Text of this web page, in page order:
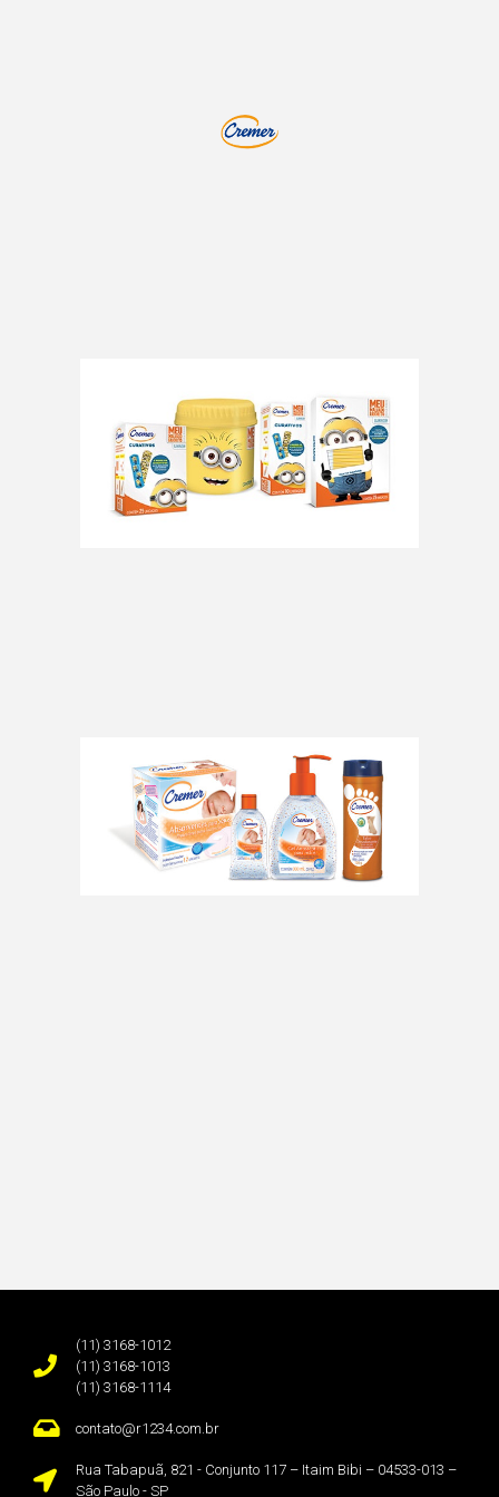
(11) 3168-1012
(11) 3168-1013
(11) 3168-1114
contato@r1234.com.br
Rua Tabapuã, 821 - Conjunto 117 – Itaim Bibi – 04533-013 –
São Paulo - SP ​